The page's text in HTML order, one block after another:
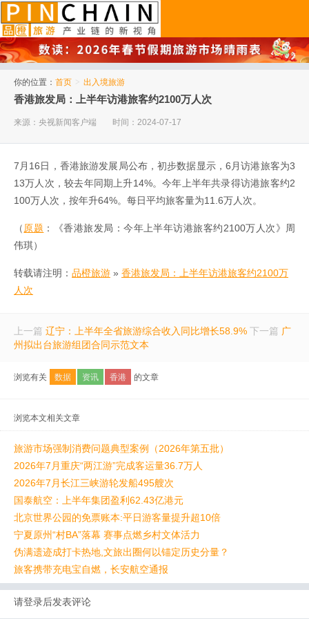
你的位置： 首页 > 出入境旅游
香港旅发局：上半年访港旅客约2100万人次
来源：央视新闻客户端 时间：2024-07-17
7月16日，香港旅游发展局公布，初步数据显示，6月访港旅客为3
13万人次，较去年同期上升14%。今年上半年共录得访港旅客约2
100万人次，按年升64%。每日平均旅客量为11.6万人次。
（原题 ：《香港旅发局：今年上半年访港旅客约2100万人次》周
伟琪）
转载请注明： 品橙旅游 » 香港旅发局：上半年访港旅客约2100万
人次
上一篇 辽宁：上半年全省旅游综合收入同比增长58.9% 下一篇 广
州拟出台旅游组团合同示范文本
浏览有关 数据 资讯 香港 的文章
浏览本文相关文章
旅游市场强制消费问题典型案例（2026年第五批）
2026年7月重庆“两江游”完成客运量36.7万人
2026年7月长江三峡游轮发船495艘次
国泰航空：上半年集团盈利62.43亿港元
北京世界公园的免票账本:平日游客量提升超10倍
宁夏原州“村BA”落幕 赛事点燃乡村文体活力
伪满遗迹成打卡热地,文旅出圈何以锚定历史分量？
旅客携带充电宝自燃，长安航空通报
请登录后发表评论